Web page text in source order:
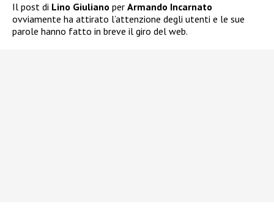
Il post di Lino Giuliano per Armando Incarnato
ovviamente ha attirato l’attenzione degli utenti e le sue
parole hanno fatto in breve il giro del web.